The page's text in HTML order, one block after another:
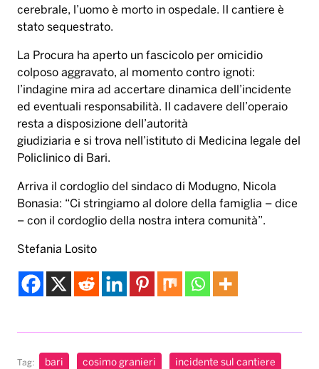
cerebrale, l’uomo è morto in ospedale. Il cantiere è
stato sequestrato.
La Procura ha aperto un fascicolo per omicidio
colposo aggravato, al momento contro ignoti:
l’indagine mira ad accertare dinamica dell’incidente
ed eventuali responsabilità. Il cadavere dell’operaio
resta a disposizione dell’autorità
giudiziaria e si trova nell’istituto di Medicina legale del
Policlinico di Bari.
Arriva il cordoglio del sindaco di Modugno, Nicola
Bonasia: “Ci stringiamo al dolore della famiglia – dice
– con il cordoglio della nostra intera comunità”.
Stefania Losito
Tag: bari cosimo granieri incidente sul cantiere